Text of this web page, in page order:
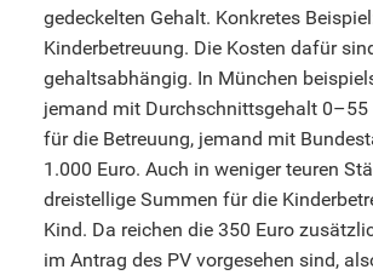
gedeckelten Gehalt. Konkretes
Kinderbetreuung. Die Kosten dafür
gehaltsabhängig. In München
jemand mit Durchschnittsgehalt 0–55
für die Betreuung, jemand mit
1.000 Euro. Auch in weniger teuren
dreistellige Summen für die
Kind. Da reichen die 350 Euro
im Antrag des PV vorgesehen sind,